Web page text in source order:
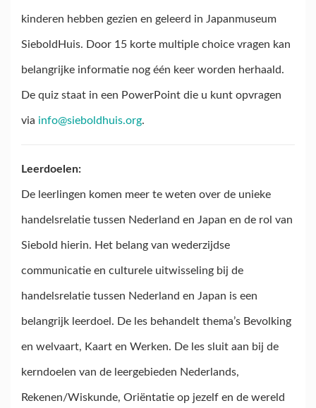
kinderen hebben gezien en geleerd in Japanmuseum
SieboldHuis. Door 15 korte multiple choice vragen kan
belangrijke informatie nog één keer worden herhaald.
De quiz staat in een PowerPoint die u kunt opvragen
via info@sieboldhuis.org.
Leerdoelen:
De leerlingen komen meer te weten over de unieke
handelsrelatie tussen Nederland en Japan en de rol van
Siebold hierin. Het belang van wederzijdse
communicatie en culturele uitwisseling bij de
handelsrelatie tussen Nederland en Japan is een
belangrijk leerdoel. De les behandelt thema’s Bevolking
en welvaart, Kaart en Werken. De les sluit aan bij de
kerndoelen van de leergebieden Nederlands,
Rekenen/Wiskunde, Oriëntatie op jezelf en de wereld